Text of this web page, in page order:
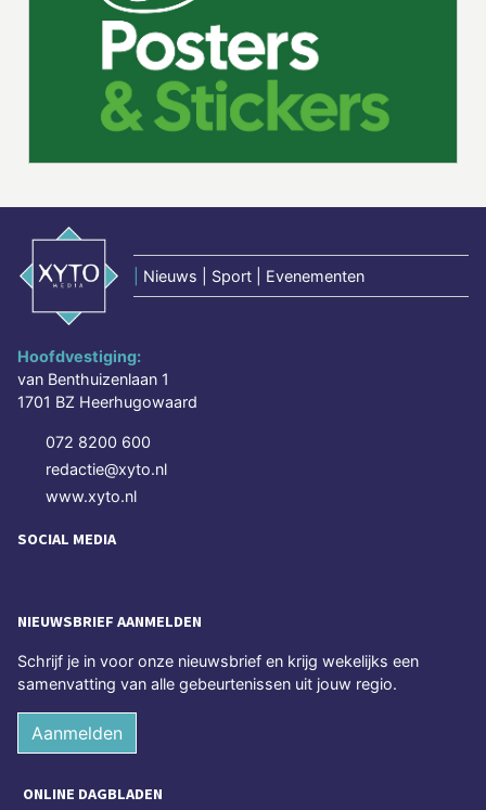
Nieuws | Sport | Evenementen
Hoofdvestiging:
van Benthuizenlaan 1
1701 BZ Heerhugowaard
072 8200 600
redactie@xyto.nl
www.xyto.nl
SOCIAL MEDIA
NIEUWSBRIEF AANMELDEN
Schrijf je in voor onze nieuwsbrief en krijg wekelijks een
samenvatting van alle gebeurtenissen uit jouw regio.
Aanmelden
ONLINE DAGBLADEN